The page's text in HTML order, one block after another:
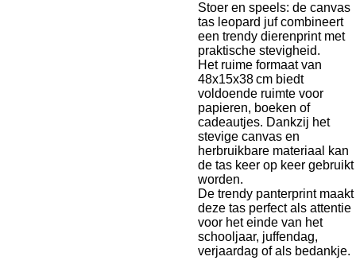
Stoer en speels: de canvas
tas leopard juf combineert
een trendy dierenprint met
praktische stevigheid.
Het ruime formaat van
48x15x38 cm biedt
voldoende ruimte voor
papieren, boeken of
cadeautjes. Dankzij het
stevige canvas en
herbruikbare materiaal kan
de tas keer op keer gebruikt
worden.
De trendy panterprint maakt
deze tas perfect als attentie
voor het einde van het
schooljaar, juffendag,
verjaardag of als bedankje.